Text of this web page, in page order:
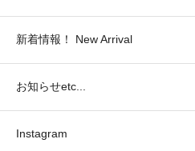
新着情報！ New Arrival
お知らせetc...
Instagram